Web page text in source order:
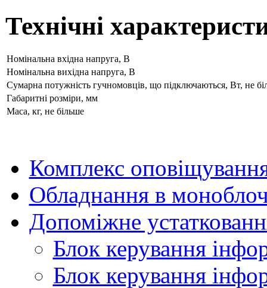
Технічні
Номінальна вхідна напруга, В
Номінальна вихідна напруга, В
Сумарна потужність гучномовців, що підключаються, Вт, не
Габаритні розміри, мм
Маса, кг, не більше
Комплекс
Обладнання в
Допоміжне
Блок керування
Блок керування